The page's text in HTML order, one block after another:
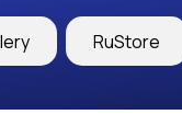
RuStore